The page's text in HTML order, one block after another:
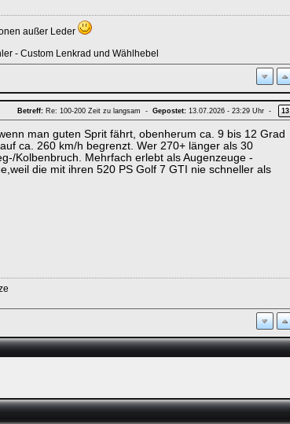
außer Leder
- Custom Lenkrad und Wählhebel
Betreff: Re: 100-200 Zeit zu langsam - Gepostet: 13.07.2026 - 23:29 Uhr - 13
man guten Sprit fährt, obenherum ca. 9 bis 12 Grad
ca. 260 km/h begrenzt. Wer 270+ länger als 30
Kolbenbruch. Mehrfach erlebt als Augenzeuge -
die mit ihren 520 PS Golf 7 GTI nie schneller als